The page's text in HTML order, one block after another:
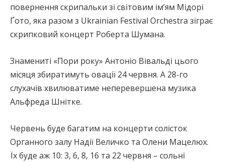
повернення скрипальки зі світовим ім’ям Мідорі
Ґото, яка разом з Ukrainian Festival Orchestra зіграє
скрипковий концерт Роберта Шумана.
Знамениті «Пори року» Антоніо Вівальді цього
місяця збиратимуть овації 24 червня. А 28-го
слухачів хвилюватиме неперевершена музика
Альфреда Шнітке.
Червень буде багатим на концерти солісток
Органного залу Надії Величко та Олени Мацелюх.
Їх буде аж 10: 3, 6, 8, 16 та 22 червня – сольні